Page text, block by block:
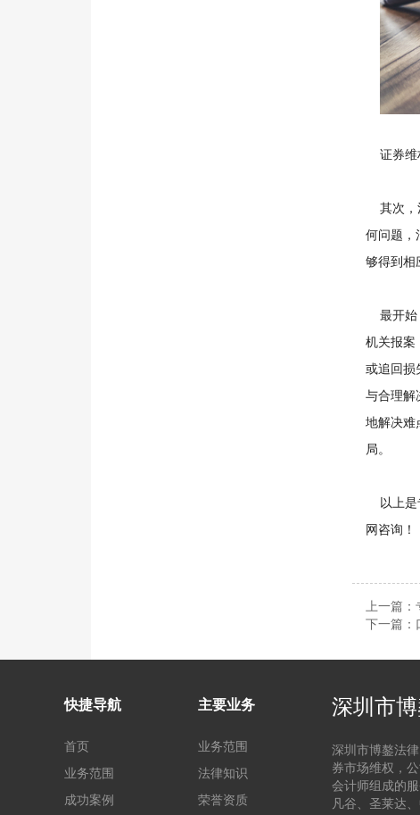
证券维
其次，
何问题，
够得到相
最开始
机关报案
或追回损
与合理解
地解决难
局。
以上是
网咨询！
上一篇：
下一篇：
快捷导航
首页
业务范围
成功案例
主要业务
业务范围
法律知识
荣誉资质
深圳市
深圳市博鏊法
券市场维权，
会计师组成的
凡谷、圣莱达